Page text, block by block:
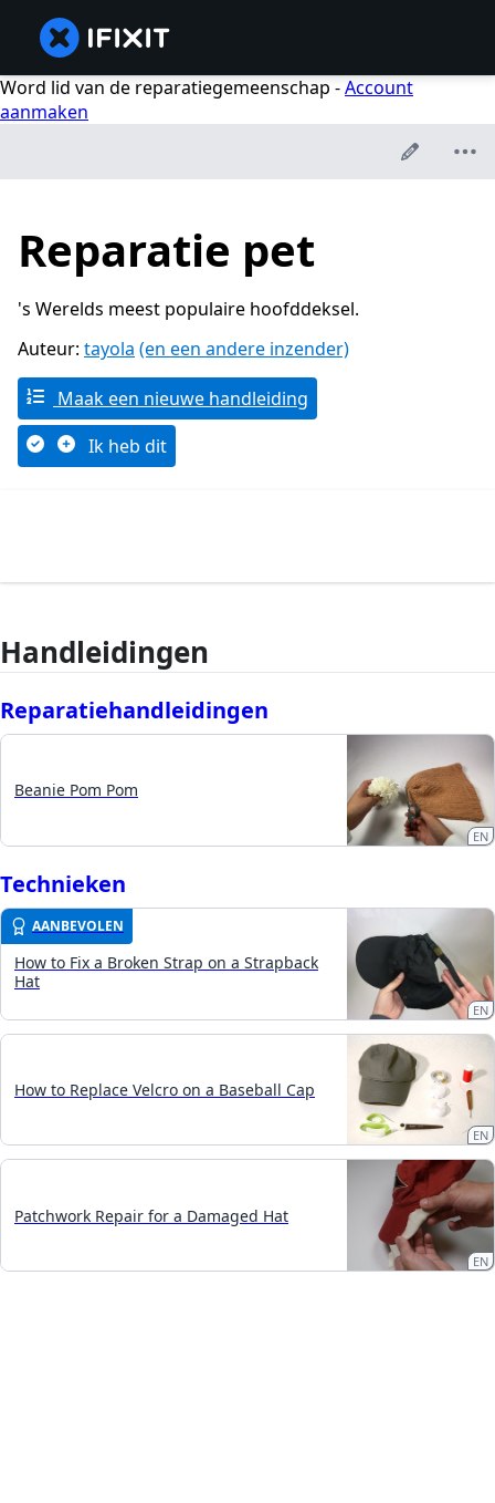
Word lid van de reparatiegemeenschap -Account
aanmaken
Reparatie pet
's Werelds meest populaire hoofddeksel.
Auteur: tayola (en een andere inzender)
Maak een nieuwe handleiding
Ik heb dit
Handleidingen
Reparatiehandleidingen
Beanie Pom Pom
EN
Technieken
AANBEVOLEN
How to Fix a Broken Strap on a Strapback
Hat
EN
How to Replace Velcro on a Baseball Cap
EN
Patchwork Repair for a Damaged Hat
EN